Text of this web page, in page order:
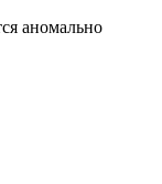
аномально